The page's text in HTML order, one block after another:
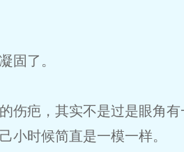
固了。
伤疤，其实不是过是眼角有
小时候简直是一模一样。